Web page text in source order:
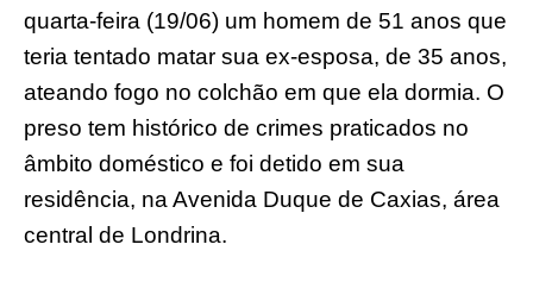
quarta-feira (19/06) um homem de 51 anos que
teria tentado matar sua ex-esposa, de 35 anos,
ateando fogo no colchão em que ela dormia. O
preso tem histórico de crimes praticados no
âmbito doméstico e foi detido em sua
residência, na Avenida Duque de Caxias, área
central de Londrina.